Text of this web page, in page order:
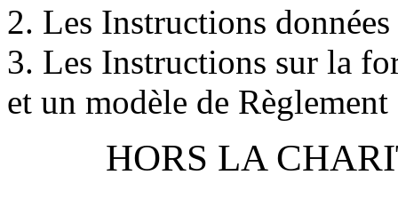
2. Les Instructions
3. Les Instructions sur la
et un modèle de Règlement
HORS LA